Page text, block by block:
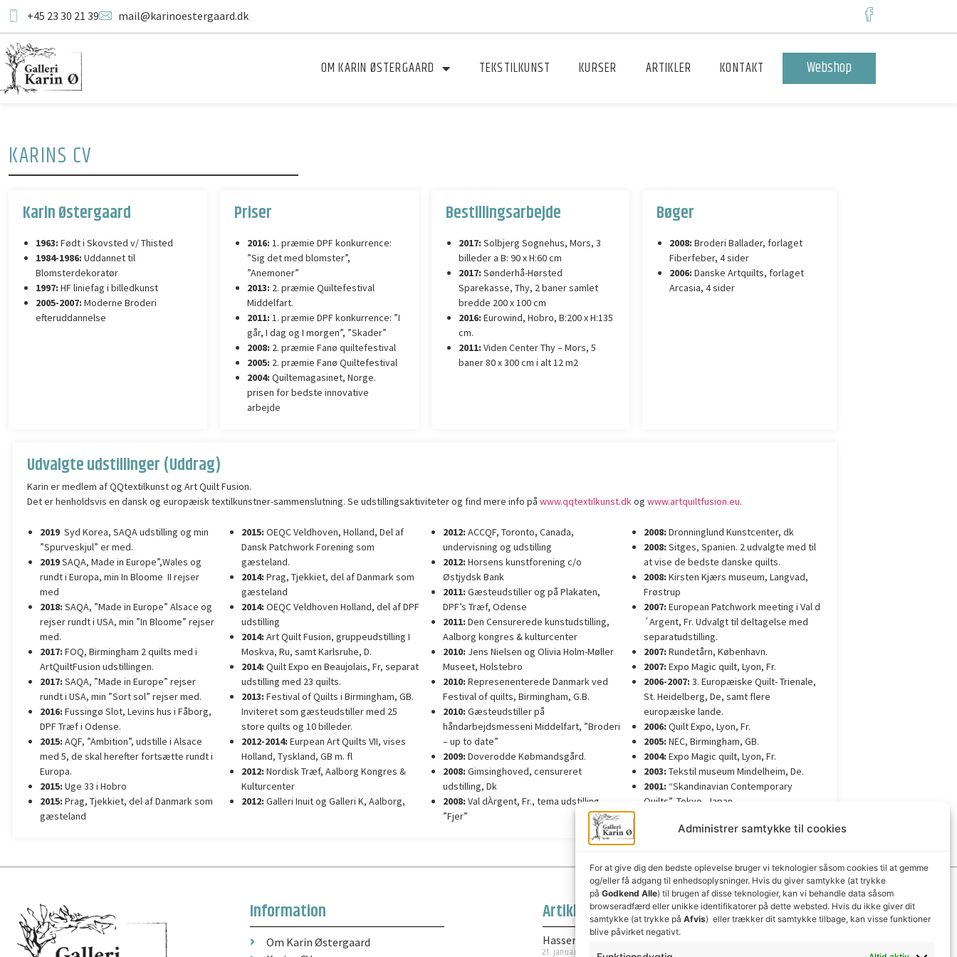
Administrer samtykke til cookies
For at give dig den bedste oplevelse bruger vi teknologier såsom cookies til at gemme
og/eller få adgang til enhedsoplysninger. Hvis du giver samtykke (at trykke
på Godkend Alle) til brugen af ​​disse teknologier, kan vi behandle data såsom
browseradfærd eller unikke identifikatorer på dette websted. Hvis du ikke giver dit
samtykke (at trykke på Afvis) eller trækker dit samtykke tilbage, kan visse funktioner
blive påvirket negativt.
+45 23 30 21 39 mail@karinoestergaard.dk
OM KARIN ØSTERGAARD TEKSTILKUNST KURSER ARTIKLER KONTAKT Webshop
KARINS CV
Karin Østergaard
1963: Født i Skovsted v/ Thisted
1984-1986: Uddannet til
Blomsterdekoratør
1997: HF liniefag i billedkunst
2005-2007: Moderne Broderi
efteruddannelse
Priser
2016: 1. præmie DPF konkurrence:
”Sig det med blomster”,
”Anemoner”
2013: 2. præmie Quiltefestival
Middelfart.
2011: 1. præmie DPF konkurrence: ”I
går, I dag og I morgen”, ”Skader”
2008: 2. præmie Fanø quiltefestival
2005: 2. præmie Fanø Quiltefestival
2004: Quiltemagasinet, Norge.
prisen for bedste innovative
arbejde
Bestillingsarbejde
2017: Solbjerg Sognehus, Mors, 3
billeder a B: 90 x H:60 cm
2017: Sønderhå-Hørsted
Sparekasse, Thy, 2 baner samlet
bredde 200 x 100 cm
2016: Eurowind, Hobro, B:200 x H:135
cm.
2011: Viden Center Thy – Mors, 5
baner 80 x 300 cm i alt 12 m2
Bøger
2008: Broderi Ballader, forlaget
Fiberfeber, 4 sider
2006: Danske Artquilts, forlaget
Arcasia, 4 sider
Udvalgte udstillinger (Uddrag)
Karin er medlem af QQtextilkunst og Art Quilt Fusion.
Det er henholdsvis en dansk og europæisk textilkunstner-sammenslutning. Se udstillingsaktiviteter og find mere info på www.qqtextilkunst.dkog www.artquiltfusion.eu.
2019 Syd Korea, SAQA udstilling og min
”Spurveskjul” er med.
2019SAQA, Made in Europe”,Wales og
rundt i Europa, min In Bloome II rejser
med
2018: SAQA, ”Made in Europe” Alsace og
rejser rundt i USA, min ”In Bloome” rejser
med.
2017: FOQ, Birmingham 2 quilts med i
ArtQuiltFusion udstillingen.
2017: SAQA, ”Made in Europe” rejser
rundt i USA, min ”Sort sol” rejser med.
2016: Fussingø Slot, Levins hus i Fåborg,
DPF Træf i Odense.
2015: AQF, ”Ambition”, udstille i Alsace
med 5, de skal herefter fortsætte rundt i
Europa.
2015: Uge 33 i Hobro
2015: Prag, Tjekkiet, del af Danmark som
gæsteland
2015: OEQC Veldhoven, Holland, Del af
Dansk Patchwork Forening som
gæsteland.
2014: Prag, Tjekkiet, del af Danmark som
gæsteland
2014: OEQC Veldhoven Holland, del af DPF
udstilling
2014: Art Quilt Fusion, gruppeudstilling I
Moskva, Ru, samt Karlsruhe, D.
2014: Quilt Expo en Beaujolais, Fr, separat
udstilling med 23 quilts.
2013: Festival of Quilts i Birmingham, GB.
Inviteret som gæsteudstiller med 25
store quilts og 10 billeder.
2012-2014: Eurpean Art Quilts VII, vises
Holland, Tyskland, GB m. fl
2012: Nordisk Træf, Aalborg Kongres &
Kulturcenter
2012: Galleri Inuit og Galleri K, Aalborg,
2012: ACCQF, Toronto, Canada,
undervisning og udstilling
2012: Horsens kunstforening c/o
Østjydsk Bank
2011: Gæsteudstiller og på Plakaten,
DPF’s Træf, Odense
2011: Den Censurerede kunstudstilling,
Aalborg kongres & kulturcenter
2010: Jens Nielsen og Olivia Holm-Møller
Museet, Holstebro
2010: Represenenterede Danmark ved
Festival of quilts, Birmingham, G.B.
2010: Gæsteudstiller på
håndarbejdsmesseni Middelfart, ”Broderi
– up to date”
2009: Doverodde Købmandsgård.
2008: Gimsinghoved, censureret
udstilling, Dk
2008: Val dÀrgent, Fr., tema udstilling
”Fjer”
2008: Dronninglund Kunstcenter, dk
2008: Sitges, Spanien. 2 udvalgte med til
at vise de bedste danske quilts.
2008: Kirsten Kjærs museum, Langvad,
Frøstrup
2007: European Patchwork meeting i Val d
´Argent, Fr. Udvalgt til deltagelse med
separatudstilling.
2007: Rundetårn, København.
2007: Expo Magic quilt, Lyon, Fr.
2006-2007: 3. Europæiske Quilt- Trienale,
St. Heidelberg, De, samt flere
europæiske lande.
2006: Quilt Expo, Lyon, Fr.
2005: NEC, Birmingham, GB.
2004: Expo Magic quilt, Lyon, Fr.
2003: Tekstil museum Mindelheim, De.
2001: “Skandinavian Contemporary
Quilts”, Tokyo, Japan.
Information
Om Karin Østergaard
Artikler
Hasseris kirke
21. januar 2025